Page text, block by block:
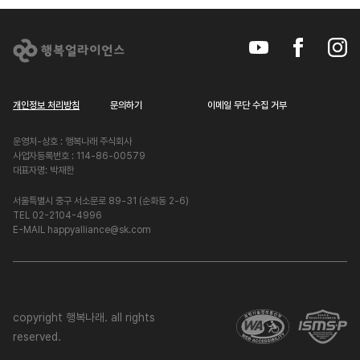
개인정보 처리방침 문의하기 이메일 무단 수집 거부
운영처-상호 : 행복나래 주식회사
사업자등록번호 : 114-86-00579
대표자명: 박재한
서울특별시 중구 서소문로 89-31 (순화동 2-6)
TEL 02-2104-4996
E-MAIL happyalliance@sk.com
copyright 행복나래. all rights
reserved.